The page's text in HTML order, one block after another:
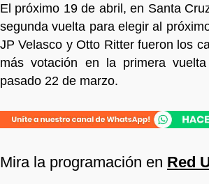
El próximo 19 de abril, en Santa
segunda vuelta para elegir al
JP Velasco y Otto Ritter fueron los
más votación en la primera
pasado 22 de marzo.
Mira la programación en Red